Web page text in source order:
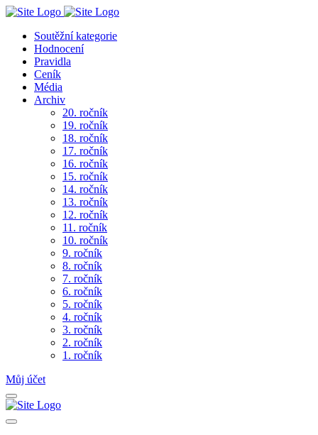
Soutěžní kategorie
Hodnocení
Pravidla
Ceník
Média
Archiv
20. ročník
19. ročník
18. ročník
17. ročník
16. ročník
15. ročník
14. ročník
13. ročník
12. ročník
11. ročník
10. ročník
9. ročník
8. ročník
7. ročník
6. ročník
5. ročník
4. ročník
3. ročník
2. ročník
1. ročník
Můj účet